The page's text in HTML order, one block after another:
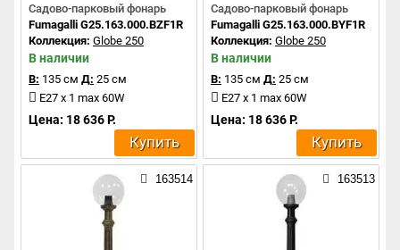
Садово-парковый фонарь
Fumagalli G25.163.000.BZF1R
Коллекция: Globe 250
В наличии
В: 135 см Д: 25 см
E27 x 1 max 60W
Цена: 18 636 Р.
Купить
Садово-парковый фонарь
Fumagalli G25.163.000.BYF1R
Коллекция: Globe 250
В наличии
В: 135 см Д: 25 см
E27 x 1 max 60W
Цена: 18 636 Р.
Купить
163514 163513